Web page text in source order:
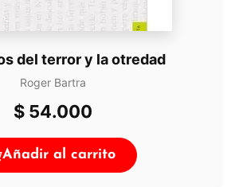
del terror y la otredad
Roger Bartra
$54.000
Añadir al carrito